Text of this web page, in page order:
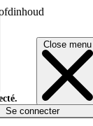
Close menu
Se connecter